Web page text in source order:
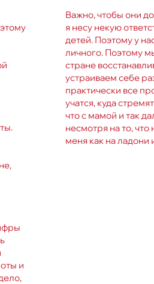
и
Важно, чтобы они
я несу некую
детей. Поэтому у
личного. Поэтому
стране
устраиваем себе
практически все
учатся, куда
что с мамой и так
несмотря на то,
меня как на ладони